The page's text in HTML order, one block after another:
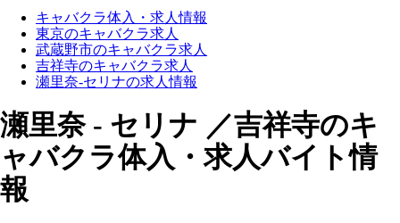
キャバクラ体入・求人情報
東京のキャバクラ求人
武蔵野市のキャバクラ求人
吉祥寺のキャバクラ求人
瀬里奈-セリナの求人情報
瀬里奈 - セリナ ／吉祥寺のキ
ャバクラ体入・求人バイト情
報